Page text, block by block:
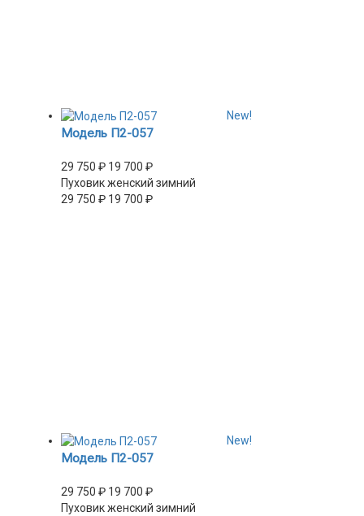
New!
Модель П2-057
29 750 ₽ 19 700 ₽
Пуховик женский зимний
29 750 ₽ 19 700 ₽
New!
Модель П2-057
29 750 ₽ 19 700 ₽
Пуховик женский зимний